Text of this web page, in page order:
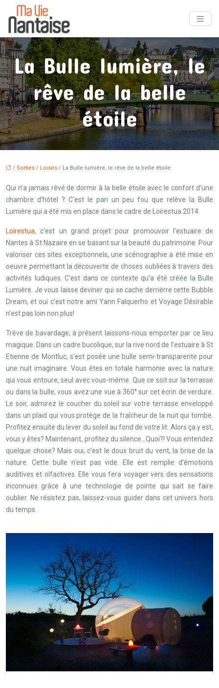
La Bulle lumière, le
rêve de la belle
étoile
/ Sorties / Loisirs / La Bulle lumière, le rêve de la belle étoile
Qui n’a jamais rêvé de dormir à la belle étoile avec le confort d’une
chambre d’hôtel ? C’est le pari un peu fou que relève la Bulle
Lumière qui a été mis en place dans le cadre de Loirestua 2014.
Loirestua, c’est un grand projet pour promouvoir l’estuaire de
Nantes à St Nazaire en se basant sur la beauté du patrimoine. Pour
valoriser ces sites exceptionnels, une scénographie a été mise en
oeuvre permettant la découverte de choses oubliées à travers des
activités ludiques. C’est dans ce contexte qu’a été créée la Bulle
Lumière. Je vous laisse deviner qui se cache derrièrre cette Bubble
Dream, et oui c’est notre ami Yann Falquerho et Voyage Désirable
n’est pas loin non plus!
Trêve de bavardage, à présent laissons-nous emporter par ce lieu
magique. Dans un cadre bucolique, sur la rive nord de l’estuaire à St
Etienne de Montluc, s’est posée une bulle semi-transparente pour
une nuit imaginaire. Vous êtes en totale harmonie avec la nature
qui vous entoure, seul avec vous-même. Que ce soit sur la terrasse
ou dans la bulle, vous avez une vue à 360° sur cet écrin de verdure.
Le soir, admirez le coucher du soleil sur votre terrasse enveloppé
dans un plaid qui vous protège de la fraîcheur de la nuit qui tombe.
Profitez ensuite du lever du soleil au fond de votre lit. Alors ça y est,
vous y êtes? Maintenant, profitez du silence…Quoi?! Vous entendez
quelque chose? Mais oui, c’est le doux bruit du vent, la brise de la
nature. Cette bulle n’est pas vide. Elle est remplie d’émotions
auditives et olfactives. Elle vous fera voyager vers des sensations
inconnues grâce à une technologie de pointe qui sait se faire
oublier. Ne résistez pas, laissez-vous guider dans cet univers hors
du temps.